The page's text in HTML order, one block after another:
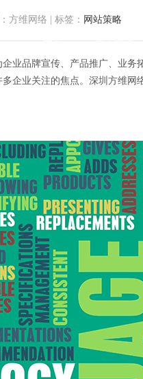
首页 关于方维
页战略：解
方维网络 标签： 网站策略
业品牌宣传、产品推广、业
企业关注的焦点。深圳方维网